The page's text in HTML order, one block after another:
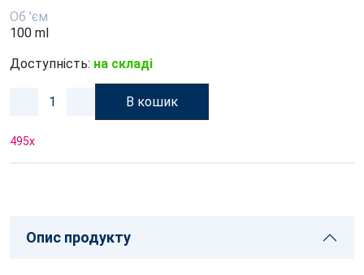
Об 'єм
100 ml
Доступність: на складі
В кошик
495x
Опис продукту